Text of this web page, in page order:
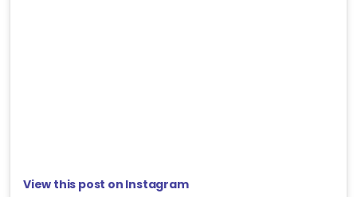
View this post on Instagram